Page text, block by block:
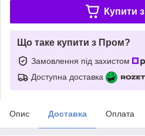
Купити з
Що таке купити з Пром?
Замовлення під захистом
Доступна доставка
Опис Доставка Оплата